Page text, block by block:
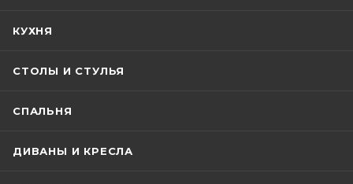
КУХНЯ
СТОЛЫ И СТУЛЬЯ
СПАЛЬНЯ
ДИВАНЫ И КРЕСЛА